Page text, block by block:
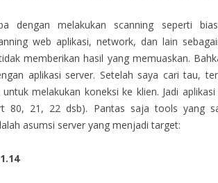
dengan melakukan scanning seperti
web aplikasi, network, dan lain
memberikan hasil yang memuaskan.
aplikasi server. Setelah saya cari tau,
melakukan koneksi ke klien. Jadi
80, 21, 22 dsb). Pantas saja tools yang
asumsi server yang menjadi target: